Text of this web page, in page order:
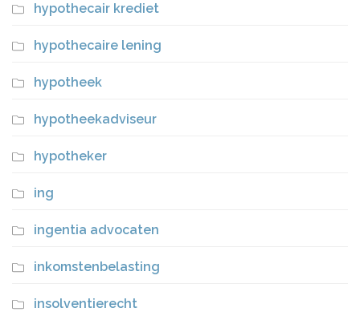
hypothecair krediet
hypothecaire lening
hypotheek
hypotheekadviseur
hypotheker
ing
ingentia advocaten
inkomstenbelasting
insolventierecht